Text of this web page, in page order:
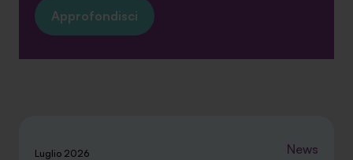
Approfondisci
Luglio 2026 News